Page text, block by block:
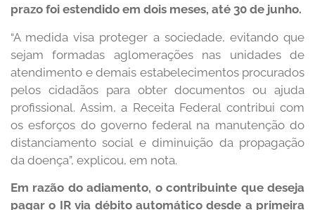
prazo foi estendido em dois meses, até 30 de junho.
“A medida visa proteger a sociedade, evitando que
sejam formadas aglomerações nas unidades de
atendimento e demais estabelecimentos procurados
pelos cidadãos para obter documentos ou ajuda
profissional. Assim, a Receita Federal contribui com
os esforços do governo federal na manutenção do
distanciamento social e diminuição da propagação
da doença”, explicou, em nota.
Em razão do adiamento, o contribuinte que deseja
pagar o IR via débito automático desde a primeira